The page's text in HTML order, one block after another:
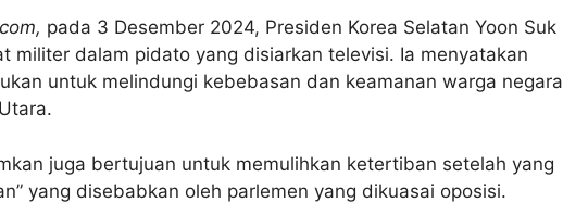
pada 3 Desember 2024, Presiden Korea Selatan Yoon Suk
militer dalam pidato yang disiarkan televisi. Ia menyatakan
untuk melindungi kebebasan dan keamanan warga negara
juga bertujuan untuk memulihkan ketertiban setelah yang
yang disebabkan oleh parlemen yang dikuasai oposisi.